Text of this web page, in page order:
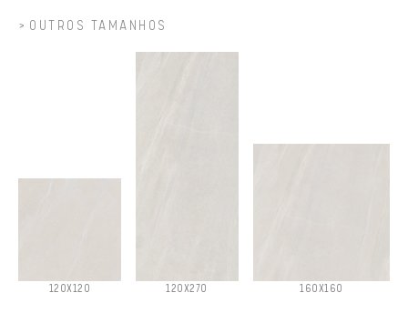
OUTROS TAMANHOS
120X120 120X270 160X160